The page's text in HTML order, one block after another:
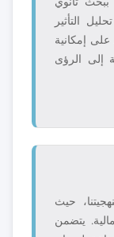
التأثير
إمكانية
إلى الرؤى
حيث
يتضمن